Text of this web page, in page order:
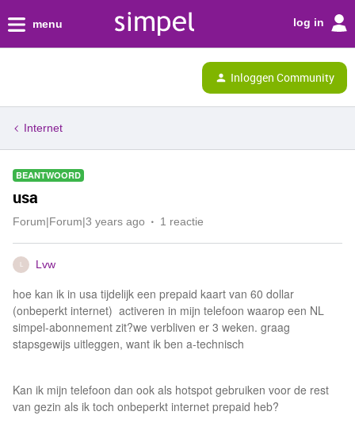
menu log in
Inloggen Community
Internet
BEANTWOORD
usa
Forum|Forum|3 years ago 1 reactie
Lvw
hoe kan ik in usa tijdelijk een prepaid kaart van 60 dollar
(onbeperkt internet) activeren in mijn telefoon waarop een NL
simpel-abonnement zit?we verbliven er 3 weken. graag
stapsgewijs uitleggen, want ik ben a-technisch
Kan ik mijn telefoon dan ook als hotspot gebruiken voor de rest
van gezin als ik toch onbeperkt internet prepaid heb?